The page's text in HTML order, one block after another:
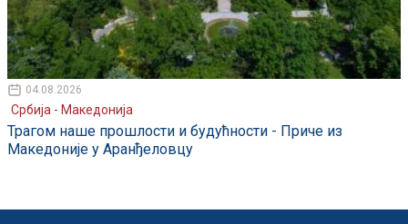
04.08.2026
Србија - Македонија
Трагом наше прошлости и будућности - Приче из
Македоније у Аранђеловцу